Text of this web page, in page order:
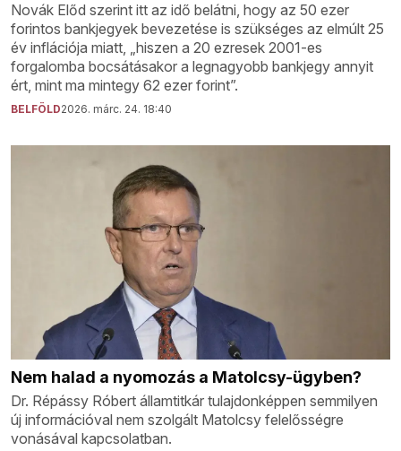
Novák Előd szerint itt az idő belátni, hogy az 50 ezer
forintos bankjegyek bevezetése is szükséges az elmúlt 25
év inflációja miatt, „hiszen a 20 ezresek 2001-es
forgalomba bocsátásakor a legnagyobb bankjegy annyit
ért, mint ma mintegy 62 ezer forint”.
BELFÖLD2026. márc. 24. 18:40
Nem halad a nyomozás a Matolcsy-ügyben?
Dr. Répássy Róbert államtitkár tulajdonképpen semmilyen
új információval nem szolgált Matolcsy felelősségre
vonásával kapcsolatban.